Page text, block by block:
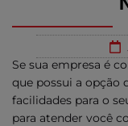
Se sua empresa é
que possui a opção
facilidades para o
para atender você